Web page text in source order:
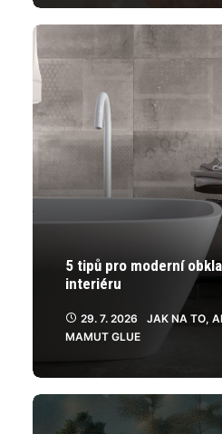
5 tipů pro moderní
interiéru
29. 7. 2026 JAK NA TO,
MAMUT GLUE